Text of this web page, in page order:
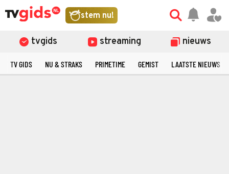
stem nu!
tvgids streaming nieuws
TV GIDS NU & STRAKS PRIMETIME GEMIST LAATSTE NIEUWS